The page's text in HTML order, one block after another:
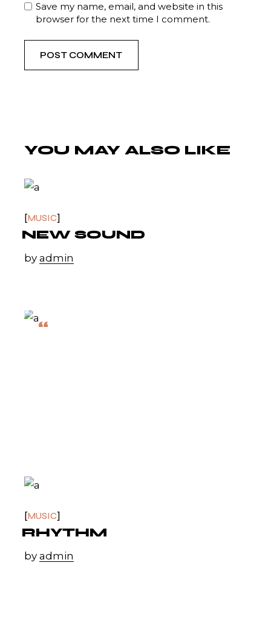
Save my name, email, and website in this
browser for the next time I comment.
POST COMMENT
YOU MAY ALSO LIKE
MUSIC
NEW SOUND
byadmin
“
MUSIC
RHYTHM
byadmin